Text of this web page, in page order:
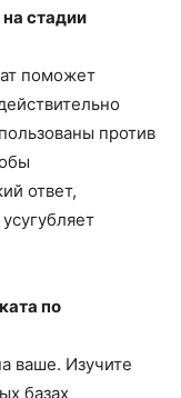
стадии
поможет
против
ответ,
по
ваше. Изучите
базах